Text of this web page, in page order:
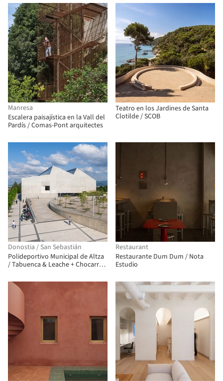
Manresa
Escalera paisajística en la Vall del
Pardís / Comas-Pont arquitectes
Teatro en los Jardines de Santa
Clotilde / SCOB
Donostia / San Sebastián
Polideportivo Municipal de Altza
/ Tabuenca & Leache + Chocarro
Restaurant
Restaurante Dum Dum / Nota
Estudio